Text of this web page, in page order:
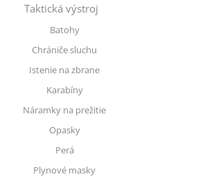
Taktická výstroj
Batohy
Chrániče sluchu
Istenie na zbrane
Karabíny
Náramky na prežitie
Opasky
Perá
Plynové masky